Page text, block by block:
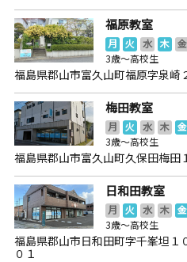
福原教室
月 火 水 木 金
3歳～高校生
福島県郡山市富久山町福原字泉崎
梅田教室
月 火 水 木 金
3歳～高校生
福島県郡山市富久山町久保田梅田
日和田教室
月 火 水 木 金
3歳～高校生
福島県郡山市日和田町字千峯坦
０１